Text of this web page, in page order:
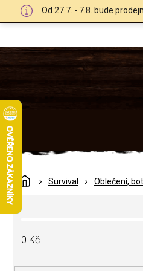
Od 27.7. - 7.8. bude
DomůSurvival Oblečení,
P
o
a
0 Kč